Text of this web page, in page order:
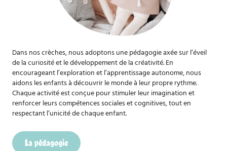
Dans noscrèches, nous adoptons une pédagogie axée sur l’éveil
de la curiosité et le développement de la créativité. En
encourageant l’exploration et l’apprentissage autonome, nous
aidons les enfants à découvrir le monde à leur propre rythme.
Chaque activité est conçue pour stimuler leur imagination et
renforcer leurs compétences sociales et cognitives, tout en
respectant l’unicité de chaque enfant.
La pédagogie